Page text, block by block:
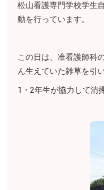
松山看護専門学校学生
動を行っています。
この日は、准看護師科
ん生えていた雑草を引
1・2年生が協力して清